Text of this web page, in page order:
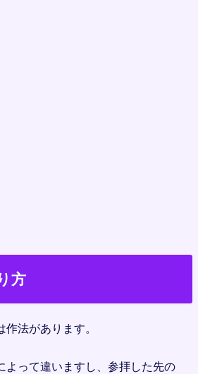
方
法があります。
よって違いますし、参拝した先の